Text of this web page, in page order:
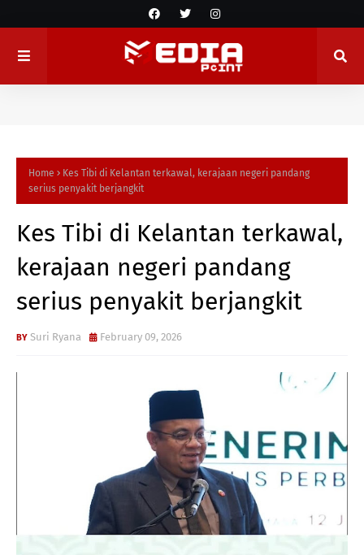
Home
Kes Tibi di Kelantan terkawal, kerajaan negeri pandang
serius penyakit berjangkit
Kes Tibi di Kelantan terkawal,
kerajaan negeri pandang
serius penyakit berjangkit
Suri Ryana February 09, 2026